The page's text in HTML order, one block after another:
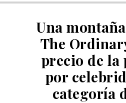
Una
The
precio de la
por
categoría